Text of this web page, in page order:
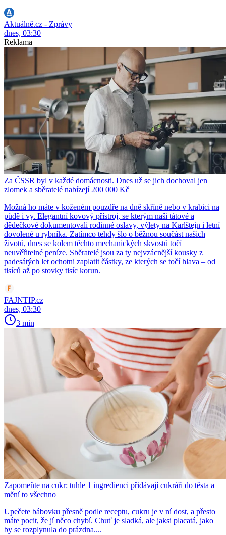
Aktuálně.cz - Zprávy
dnes, 03:30
Reklama
Za ČSSR byl v každé domácnosti. Dnes už se jich dochoval jen
zlomek a sběratelé nabízejí 200 000 Kč
Možná ho máte v koženém pouzdře na dně skříně nebo v krabici na
půdě i vy. Elegantní kovový přístroj, se kterým naši tátové a
dědečkové dokumentovali rodinné oslavy, výlety na Karlštejn i letní
dovolené u rybníka. Zatímco tehdy šlo o běžnou součást našich
životů, dnes se kolem těchto mechanických skvostů točí
neuvěřitelné peníze. Sběratelé jsou za ty nejvzácnější kousky z
padesátých let ochotni zaplatit částky, ze kterých se točí hlava – od
tisíců až po stovky tisíc korun.
FAJNTIP.cz
dnes, 03:30
3 min
Zapomeňte na cukr: tuhle 1 ingredienci přidávají cukráři do těsta a
mění to všechno
Upečete bábovku přesně podle receptu, cukru je v ní dost, a přesto
máte pocit, že jí něco chybí. Chuť je sladká, ale jaksi placatá, jako
by se rozplynula do prázdna....